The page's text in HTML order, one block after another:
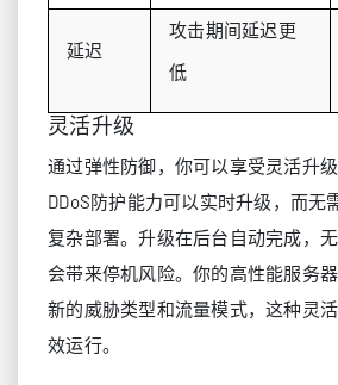
延迟
攻击期间延迟更
低
灵活升级
通过弹性防御，你可以享受灵活升
DDoS防护能力可以实时升级，而无
复杂部署。升级在后台自动完成，
会带来停机风险。你的高性能服务
新的威胁类型和流量模式，这种灵
效运行。